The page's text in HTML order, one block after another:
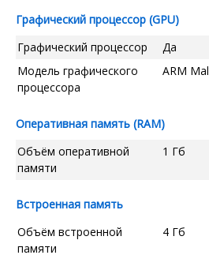
Графический процессор (GPU)
Графический процессор
Да
Модель графического
процессора
ARM
Оперативная память (RAM)
Объём оперативной
памяти
1 Гб
Встроенная память
Объём встроенной
памяти
4 Гб